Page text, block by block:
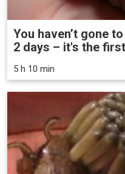
You haven’t gone
2 days – it's the
5 h 10 min